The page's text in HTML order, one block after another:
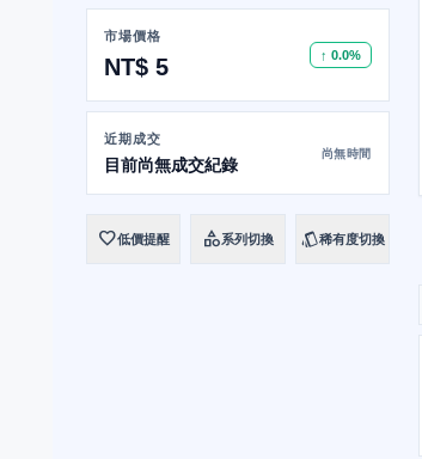
市場價格
NT$ 5 ↑ 0.0%
近期成交
目前尚無成交紀錄
尚無時間
favorite低價提醒 category系列切換 style稀有度切換